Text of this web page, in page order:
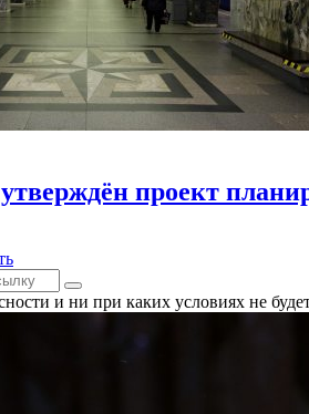
проект
и ни при каких условиях не